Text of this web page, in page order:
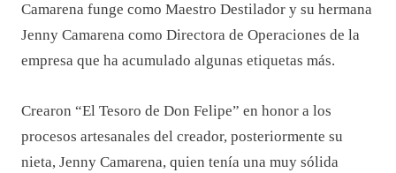
Camarena funge como Maestro Destilador y su hermana
Jenny Camarena como Directora de Operaciones de la
empresa que ha acumulado algunas etiquetas más.
Crearon “El Tesoro de Don Felipe” en honor a los
procesos artesanales del creador, posteriormente su
nieta, Jenny Camarena, quien tenía una muy sólida